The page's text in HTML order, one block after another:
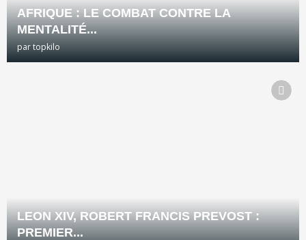
AFRIQUE : LE COMBAT CONTRE LA
MENTALITÉ...
partopkilo
LEON XIV, ROBERT FRANCIS PREVOST :
PREMIER...